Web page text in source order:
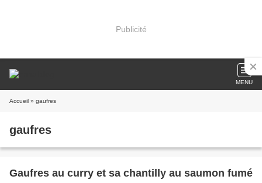
Publicité
MENU
Accueil » gaufres
gaufres
Gaufres au curry et sa chantilly au saumon fumé